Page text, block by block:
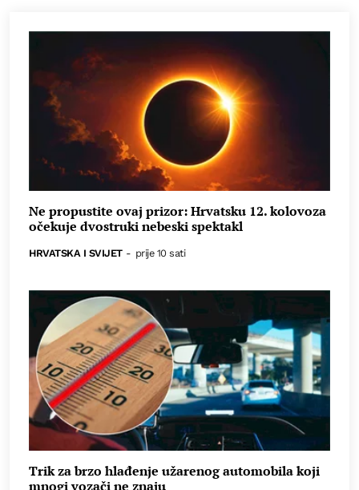
Ne propustite ovaj prizor: Hrvatsku 12. kolovoza
očekuje dvostruki nebeski spektakl
HRVATSKA I SVIJET - prije 10 sati
Trik za brzo hlađenje užarenog automobila koji
mnogi vozači ne znaju